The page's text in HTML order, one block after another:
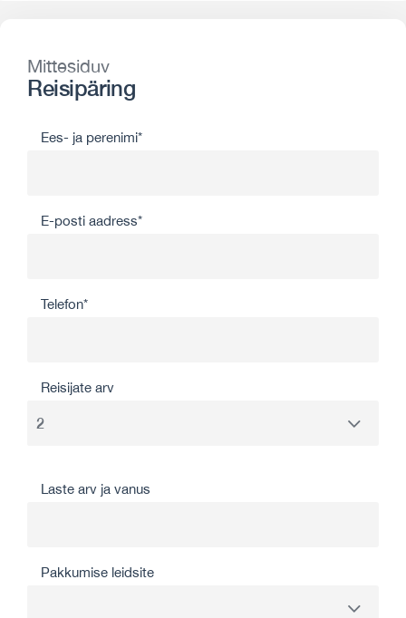
Mittesiduv
Reisipäring
Ees- ja perenimi*
E-posti aadress*
Telefon*
Reisijate arv
Laste arv ja vanus
Pakkumise leidsite